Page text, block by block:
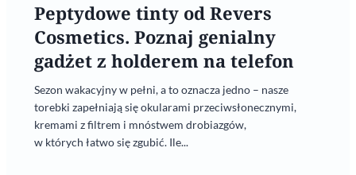
Peptydowe tinty od Revers
Cosmetics. Poznaj genialny
gadżet z holderem na telefon
Sezon wakacyjny w pełni, a to oznacza jedno – nasze
torebki zapełniają się okularami przeciwsłonecznymi,
kremami z filtrem i mnóstwem drobiazgów,
w których łatwo się zgubić. Ile...